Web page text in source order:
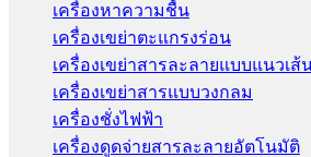
เครื่องหาความชื้น
เครื่องเขย่าตะแกรงร่อน
เครื่องเขย่าสารละลายแบบแนวเส้
เครื่องเขย่าสารแบบวงกลม
เครื่องชั่งไฟฟ้า
เครื่องดูดจ่ายสารละลายอัตโนมัติ